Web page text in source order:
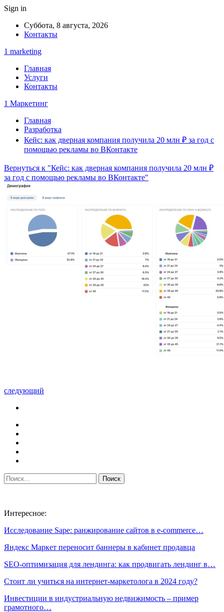
Sign in
Суббота, 8 августа, 2026
Контакты
1 marketing
Главная
Услуги
Контакты
1 Маркетинг
Главная
Разработка
Кейс: как дверная компания получила 20 млн ₽ за год с
помощью рекламы во ВКонтакте
Вернуться к "Кейс: как дверная компания получила 20 млн ₽
за год с помощью рекламы во ВКонтакте"
следующий
Интересное:
Исследование Sape: ранжирование сайтов в e-commerce…
Яндекс Маркет переносит баннеры в кабинет продавца
SEO-оптимизация для лендинга: как продвигать лендинг в…
Стоит ли учиться на интернет-маркетолога в 2024 году?
Инвестиции в индустриальную недвижимость – пример
грамотного…